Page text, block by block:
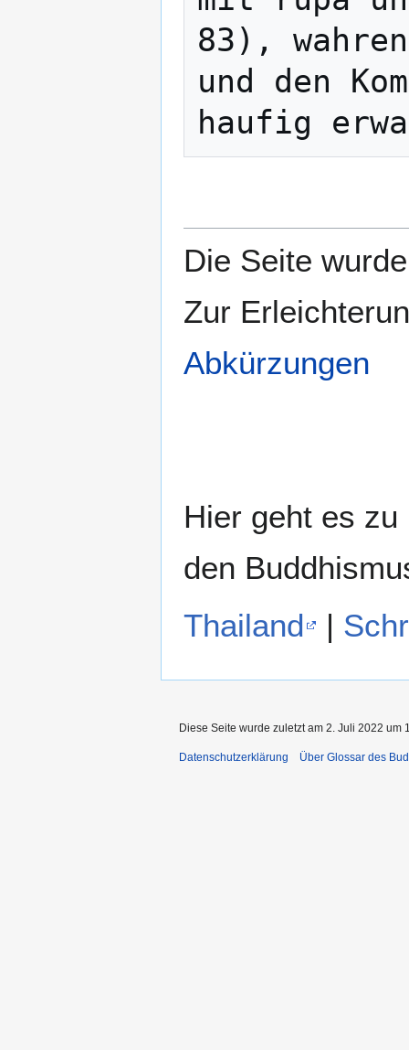
83),
und den
Die Seite
Zur
Abkürzungen
Hier geht es
den
Thailand
|
Diese Seite wurde zuletzt am 2. Juli 2022 um
Datenschutzerklärung Über Glossar des